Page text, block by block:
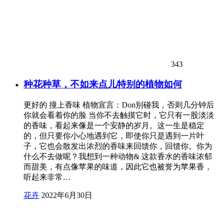
343
种花种草，不如来点儿特别的植物如何
更好的 撞上香味 植物宣言：Don别碰我，否则几分钟后
你就会看着你的脸 当你不去触摸它时，它只有一股淡淡
的香味，看起来像是一个安静的岁月。这一生是稳定
的，但只要你小心地遇到它，即使你只是遇到一片叶
子，它也会散发出浓烈的香味来回馈你，回馈你。你为
什么不去做呢？我想到一种动物& 这款香水的香味浓郁
而甜美，有点像苹果的味道，因此它也被誉为苹果香，
听起来非常…
花卉 2022年6月30日